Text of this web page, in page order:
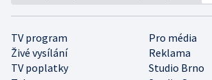
TV program
Pro média
Živé vysílání
Reklama
TV poplatky
Studio Brno